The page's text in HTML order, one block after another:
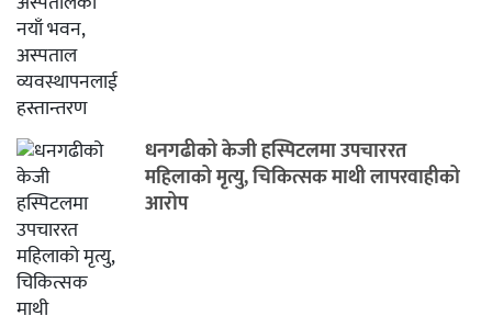
धनगढीको केजी हस्पिटलमा उपचाररत
महिलाको मृत्यु, चिकित्सक माथी लापरवाहीको
आरोप